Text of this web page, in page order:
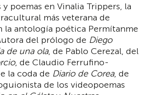
poemas en Vinalia Trippers, la
más veterana de
la antología poética Permítanme
del prólogo de Diego
de una ola, de Pablo Cerezal, del
, de Claudio Ferrufino-
la coda de Diario de Corea, de
de los videopoemas